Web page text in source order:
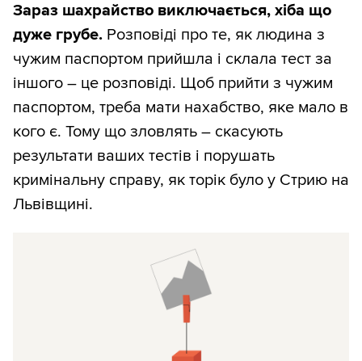
Зараз шахрайство виключається, хіба що
дуже грубе. Розповіді про те, як людина з
чужим паспортом прийшла і склала тест за
іншого – це розповіді. Щоб прийти з чужим
паспортом, треба мати нахабство, яке мало в
кого є. Тому що зловлять – скасують
результати ваших тестів і порушать
кримінальну справу, як торік було у Стрию на
Львівщині.